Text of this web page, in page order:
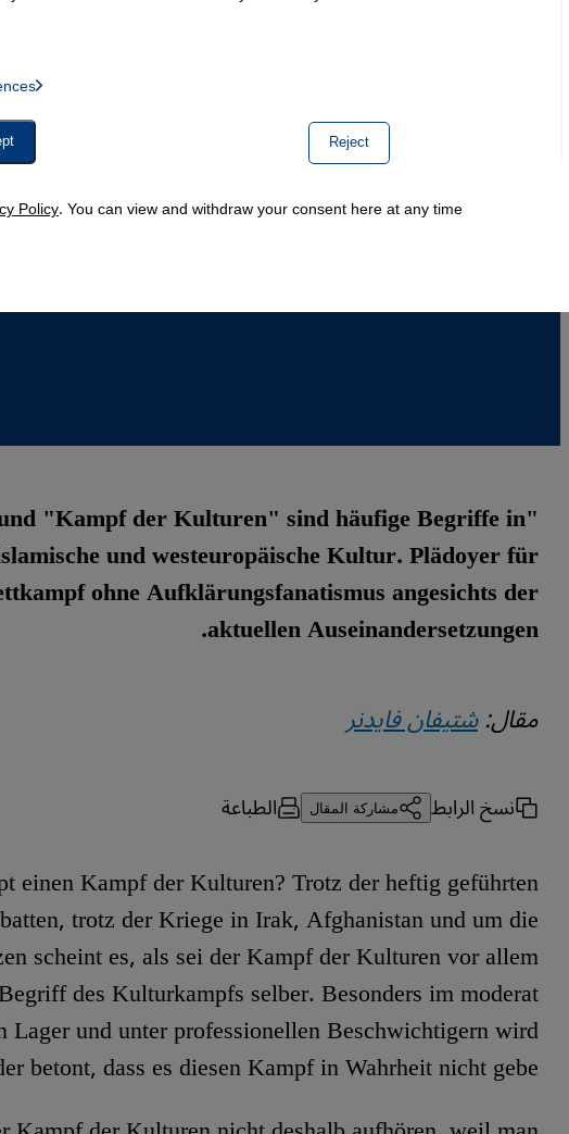
"Kampf der Kulturen" sind häufige Begriffe in
und westeuropäische Kultur. Plädoyer für
ohne Aufklärungsfanatismus angesichts der
aktuellen Auseinandersetzungen.
مقال:شتيفان فايدنر
نسخ الرابط مشاركة المقال الطباعة
einen Kampf der Kulturen? Trotz der heftig geführten
trotz der Kriege in Irak, Afghanistan und um die
scheint es, als sei der Kampf der Kulturen vor allem
des Kulturkampfs selber. Besonders im moderat
und unter professionellen Beschwichtigern wird
betont, dass es diesen Kampf in Wahrheit nicht gebe.
Reject
Youtube Embed
Policy. You can view and withdraw your consent here at any time.